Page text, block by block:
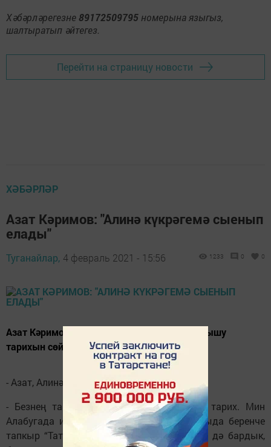
Хәбәрләрегезне 89172509795 номерына языгыз,
шалтыратып әйтегез.
Перейти на страницу новости
ХӘБӘРЛӘР
Азат Кәримов: "Алинә күкрәгемә сыенып
елады"
Туганайлар, 4 февраль 2021 - 15:56 1233 0 0
Азат Кәримов Алина Прокофьева белән танышу
тарихын сөйләде
- Азат, Алинә белән ничек таныштыгыз?
- Безнең танышу кызык булды, үзе бер тарих. Мин
Алабугада икенче курста укыганда, Чаллыда беренче
тапкыр “Татар моңы” конкурсы узды. Без дә бардык,